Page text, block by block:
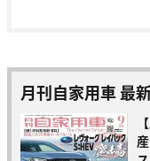
月刊自家用車 最